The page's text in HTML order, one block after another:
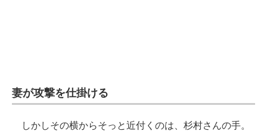
妻が攻撃を仕掛ける
しかしその横からそっと近付くのは、杉村さんの手。